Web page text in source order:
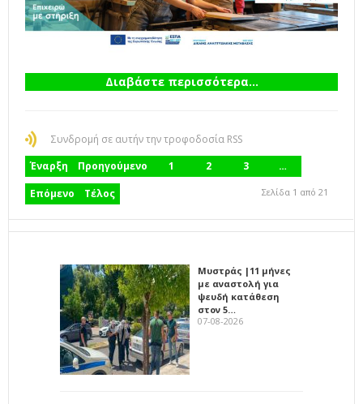
Διαβάστε περισσότερα...
Συνδρομή σε αυτήν την τροφοδοσία RSS
Έναρξη
Προηγούμενο 1 2 3
…
Επόμενο
Τέλος Σελίδα 1 από 21
Μυστράς |11 μήνες
με αναστολή για
ψευδή κατάθεση
στον 5…
07-08-2026